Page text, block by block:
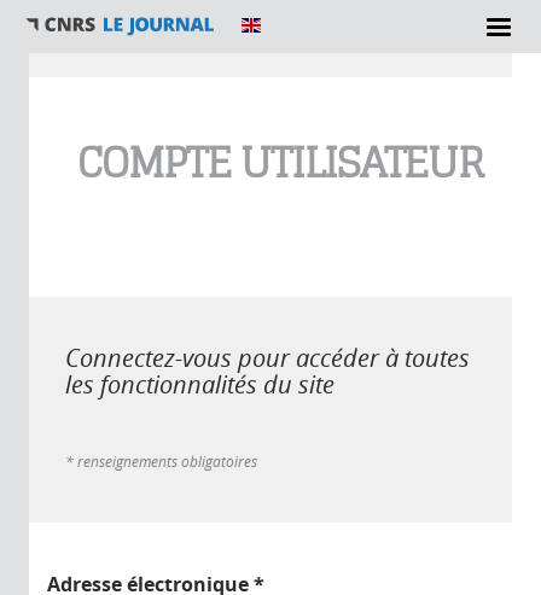
COMPTE UTILISATEUR
Connectez-vous pour accéder à toutes
les fonctionnalités du site
* renseignements obligatoires
Adresse électronique*